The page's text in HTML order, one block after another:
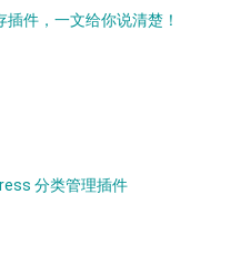
件，一文给你说清楚！
分类管理插件